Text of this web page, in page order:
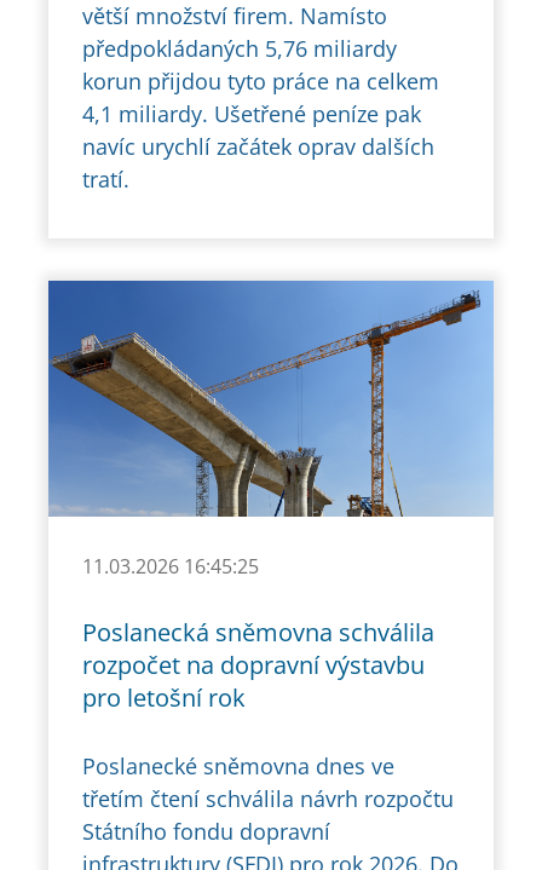
větší množství firem. Namísto
předpokládaných 5,76 miliardy
korun přijdou tyto práce na celkem
4,1 miliardy. Ušetřené peníze pak
navíc urychlí začátek oprav dalších
tratí.
11.03.2026 16:45:25
Poslanecká sněmovna schválila
rozpočet na dopravní výstavbu
pro letošní rok
Poslanecké sněmovna dnes ve
třetím čtení schválila návrh rozpočtu
Státního fondu dopravní